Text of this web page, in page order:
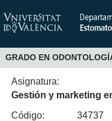
GRADO EN
Asignatura:
Gestión y marketing
Código:
34737